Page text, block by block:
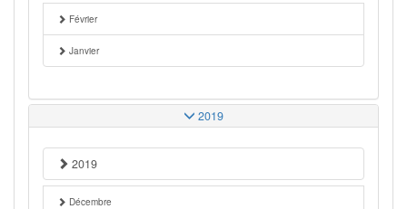
Février
Janvier
2019
2019
Décembre